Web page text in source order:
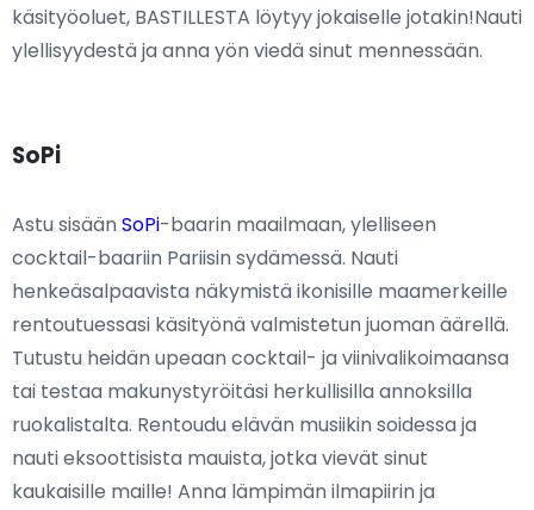
käsityöoluet, BASTILLESTA löytyy jokaiselle jotakin!Nauti
ylellisyydestä ja anna yön viedä sinut mennessään.
SoPi
Astu sisäänSoPi-baarin maailmaan, ylelliseen
cocktail-baariin Pariisin sydämessä. Nauti
henkeäsalpaavista näkymistä ikonisille maamerkeille
rentoutuessasi käsityönä valmistetun juoman äärellä.
Tutustu heidän upeaan cocktail- ja viinivalikoimaansa
tai testaa makunystyröitäsi herkullisilla annoksilla
ruokalistalta. Rentoudu elävän musiikin soidessa ja
nauti eksoottisista mauista, jotka vievät sinut
kaukaisille maille! Anna lämpimän ilmapiirin ja